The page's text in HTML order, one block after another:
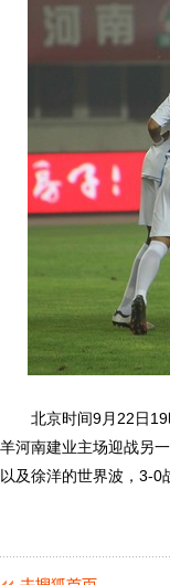
北京时间9月22日19
羊河南建业主场迎战另
以及徐洋的世界波，3-0